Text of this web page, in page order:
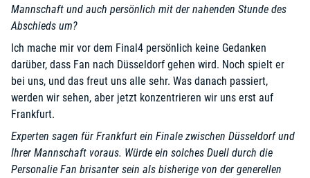
Mannschaft und auch persönlich mit der nahenden Stunde des
Abschieds um?
Ich mache mir vor dem Final4 persönlich keine Gedanken
darüber, dass Fan nach Düsseldorf gehen wird. Noch spielt er
bei uns, und das freut uns alle sehr. Was danach passiert,
werden wir sehen, aber jetzt konzentrieren wir uns erst auf
Frankfurt.
Experten sagen für Frankfurt ein Finale zwischen Düsseldorf und
Ihrer Mannschaft voraus. Würde ein solches Duell durch die
Personalie Fan brisanter sein als bisherige von der generellen